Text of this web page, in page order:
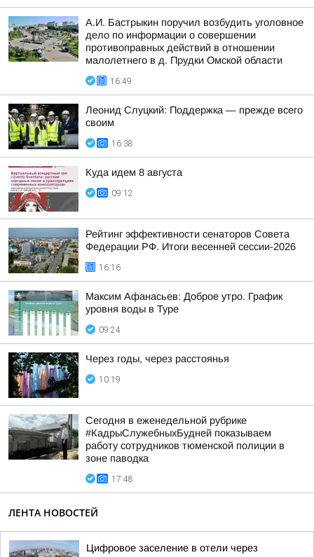
А.И. Бастрыкин поручил возбудить уголовное
дело по информации о совершении
противоправных действий в отношении
малолетнего в д. Прудки Омской области
16:49
Леонид Слуцкий: Поддержка — прежде всего
своим
16:38
Куда идем 8 августа
09:12
Рейтинг эффективности сенаторов Совета
Федерации РФ. Итоги весенней сессии-2026
16:16
Максим Афанасьев: Доброе утро. График
уровня воды в Туре
09:24
Через годы, через расстоянья
10:19
Сегодня в еженедельной рубрике
#КадрыСлужебныхБудней показываем
работу сотрудников тюменской полиции в
зоне паводка
17:48
ЛЕНТА НОВОСТЕЙ
Цифровое заселение в отели через